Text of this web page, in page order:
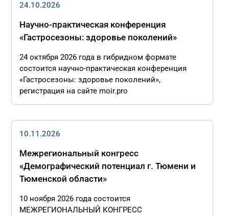
24.10.2026
Научно-практическая конференция
«Гастросезоны: здоровье поколений»
24 октября 2026 года в гибридном формате
состоится научно-практическая конференция
«Гастросезоны: здоровье поколений»,
регистрация на сайте moir.pro
10.11.2026
Межрегиональный конгресс
«Демографический потенциал г. Тюмени и
Тюменской области»
10 ноября 2026 года состоится
МЕЖРЕГИОНАЛЬНЫЙ КОНГРЕСС